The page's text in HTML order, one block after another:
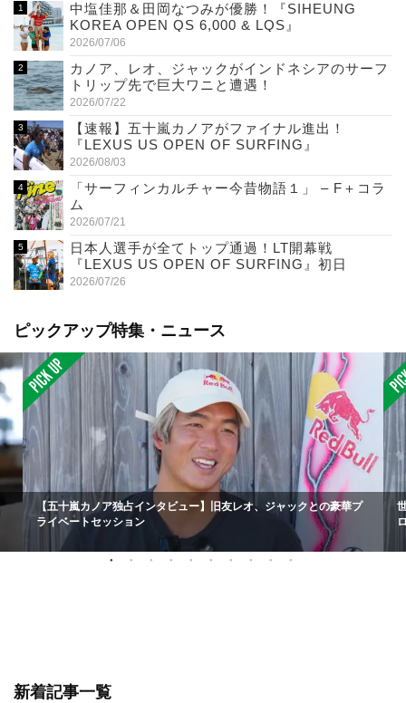
中塩佳那＆田岡なつみが優勝！『SIHEUNG
KOREA OPEN QS 6,000 & LQS』
2026/07/06
カノア、レオ、ジャックがインドネシアのサーフ
トリップ先で巨大ワニと遭遇！
2026/07/22
【速報】五十嵐カノアがファイナル進出！
『LEXUS US OPEN OF SURFING』
2026/08/03
「サーフィンカルチャー今昔物語１」 – F＋コラ
ム
2026/07/21
日本人選手が全てトップ通過！LT開幕戦
『LEXUS US OPEN OF SURFING』初日
2026/07/26
ピックアップ特集・ニュース
【五十嵐カノア独占インタビュー】旧友レオ、ジャックとの豪華プ
ライベートセッション
新着記事一覧